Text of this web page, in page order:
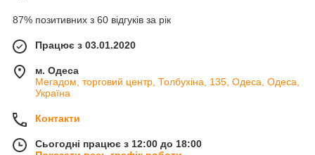
87% позитивних з 60 відгуків за рік
Працює з 03.01.2020
м. Одеса
Мегадом, торговий центр, Толбухіна, 135, Одеса, Одеса,
Україна
Контакти
Сьогодні працює з 12:00 до 18:00